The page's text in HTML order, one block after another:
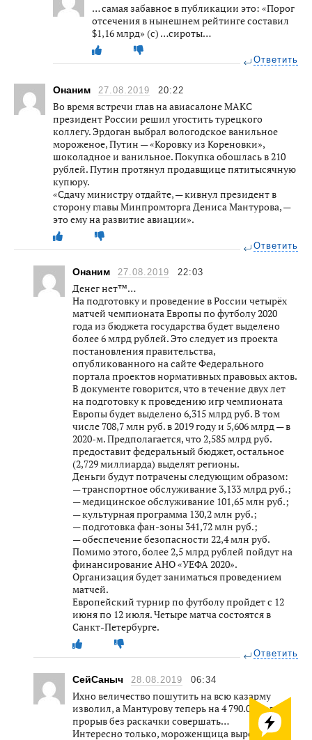
… самая забавное в публикации это: «Порог
отсечения в нынешнем рейтинге составил
$1,16 млрд» (с) …сироты…
Ответить
Онаним 27.08.2019 20:22
Во время встречи глав на авиасалоне МАКС
президент России решил угостить турецкого
коллегу. Эрдоган выбрал вологодское ванильное
мороженое, Путин — «Коровку из Кореновки»,
шоколадное и ванильное. Покупка обошлась в 210
рублей. Путин протянул продавщице пятитысячную
купюру.
«Сдачу министру отдайте, — кивнул президент в
сторону главы Минпромторга Дениса Мантурова, —
это ему на развитие авиации».
Ответить
Онаним 27.08.2019 22:03
Денег нет™…
На подготовку и проведение в России четырёх
матчей чемпионата Европы по футболу 2020
года из бюджета государства будет выделено
более 6 млрд рублей. Это следует из проекта
постановления правительства,
опубликованного на сайте Федерального
портала проектов нормативных правовых актов.
В документе говорится, что в течение двух лет
на подготовку к проведению игр чемпионата
Европы будет выделено 6,315 млрд руб. В том
числе 708,7 млн руб. в 2019 году и 5,606 млрд — в
2020-м. Предполагается, что 2,585 млрд руб.
предоставит федеральный бюджет, остальное
(2,729 миллиарда) выделят регионы.
Деньги будут потрачены следующим образом:
— транспортное обслуживание 3,133 млрд руб.;
— медицинское обслуживание 101,65 млн руб.;
— культурная программа 130,2 млн руб.;
— подготовка фан-зоны 341,72 млн руб.;
— обеспечение безопасности 22,4 млн руб.
Помимо этого, более 2,5 млрд рублей пойдут на
финансирование АНО «УЕФА 2020».
Организация будет заниматься проведением
матчей.
Европейский турнир по футболу пройдет с 12
июня по 12 июля. Четыре матча состоятся в
Санкт-Петербурге.
Ответить
СейСаныч 28.08.2019 06:34
Ихно величество пошутить на всю казарму
изволил, а Мантурову теперь на 4 790.00 надо
прорыв без раскачки совершать…
Интересно только, мороженщица выросла в